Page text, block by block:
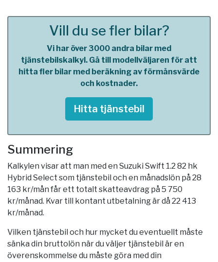
Vill du se fler bilar?
Vi har över 3000 andra bilar med
tjänstebilskalkyl. Gå till modellväljaren för att
hitta fler bilar med beräkning av förmånsvärde
och kostnader.
Hitta tjänstebil
Summering
Kalkylen visar att man med en Suzuki Swift 1.2 82 hk
Hybrid Select som tjänstebil och en månadslön på 28
163 kr/mån får ett totalt skatteavdrag på 5 750
kr/månad. Kvar till kontant utbetalning är då 22 413
kr/månad.
Vilken tjänstebil och hur mycket du eventuellt måste
sänka din bruttolön när du väljer tjänstebil är en
överenskommelse du måste göra med din